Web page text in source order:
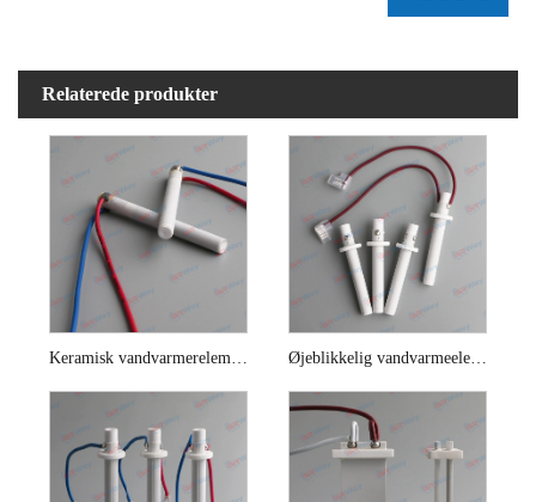
Relaterede produkter
Keramisk vandvarmerelement til toiletsæde Øjeblikkelig vandvarmeelement til bidet